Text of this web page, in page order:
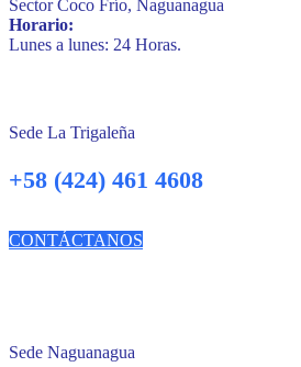
Sector Coco Frío, Naguanagua
Horario:
Lunes a lunes: 24 Horas.
Sede La Trigaleña
+58 (424) 461 4608
CONTÁCTANOS
Sede Naguanagua